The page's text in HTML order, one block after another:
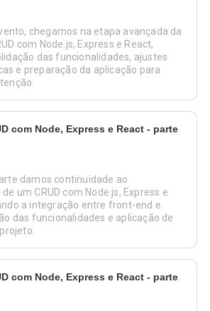
chegamos na etapa avançada da
com Node.js, Express e React,
das funcionalidades, ajustes
e preparação da aplicação para
com Node, Express e React - parte
damos continuidade ao
um CRUD com Node.js, Express e
a integração entre front-end e
das funcionalidades e aplicação de
com Node, Express e React - parte